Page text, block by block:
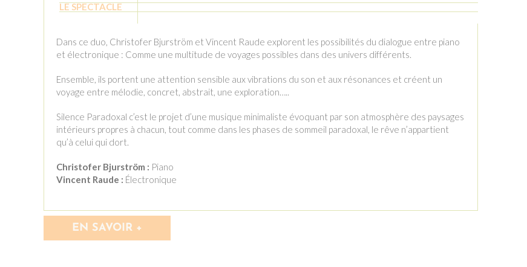
LE SPECTACLE
Dans ce duo, Christofer Bjurström et Vincent Raude explorent les possibilités du dialogue entre piano
et électronique : Comme une multitude de voyages possibles dans des univers différents.
Ensemble, ils portent une attention sensible aux vibrations du son et aux résonances et créent un
voyage entre mélodie, concret, abstrait, une exploration…..
Silence Paradoxal c’est le projet d’une musique minimaliste évoquant par son atmosphère des paysages
intérieurs propres à chacun, tout comme dans les phases de sommeil paradoxal, le rêve n’appartient
qu’à celui qui dort.
Christofer Bjurström : Piano
Vincent Raude : Électronique
EN SAVOIR +